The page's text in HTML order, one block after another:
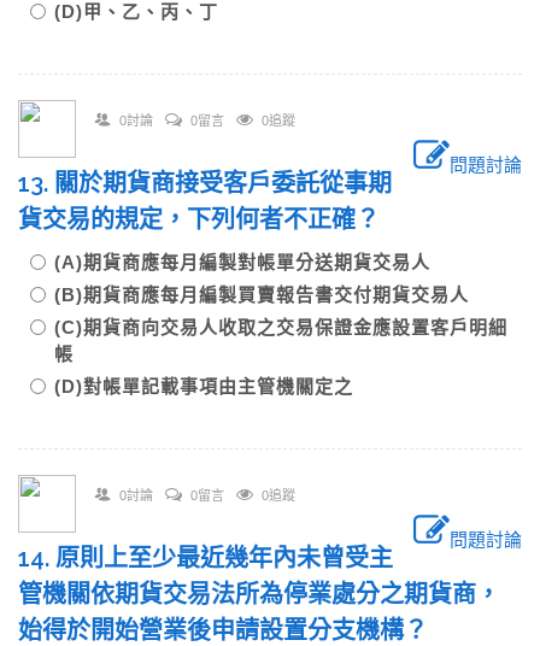
(D)甲、乙、丙、丁
0討論 0留言 0追蹤
問題討論
13. 關於期貨商接受客戶委託從事期
貨交易的規定，下列何者不正確？
(A)期貨商應每月編製對帳單分送期貨交易人
(B)期貨商應每月編製買賣報告書交付期貨交易人
(C)期貨商向交易人收取之交易保證金應設置客戶明細
帳
(D)對帳單記載事項由主管機關定之
0討論 0留言 0追蹤
問題討論
14. 原則上至少最近幾年內未曾受主
管機關依期貨交易法所為停業處分之期貨商，
始得於開始營業後申請設置分支機構？